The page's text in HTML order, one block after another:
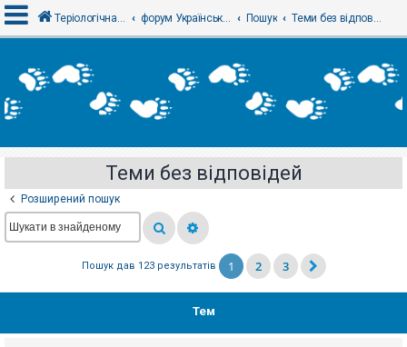
х
і
е
с
т
р
я
Теріологічна школа форум Українського теріологічного товариства Пошук Теми без відповідей
Теми без відповідей
Розширений пошук
Пошук дав 123 результатів 1 2 3
Тем